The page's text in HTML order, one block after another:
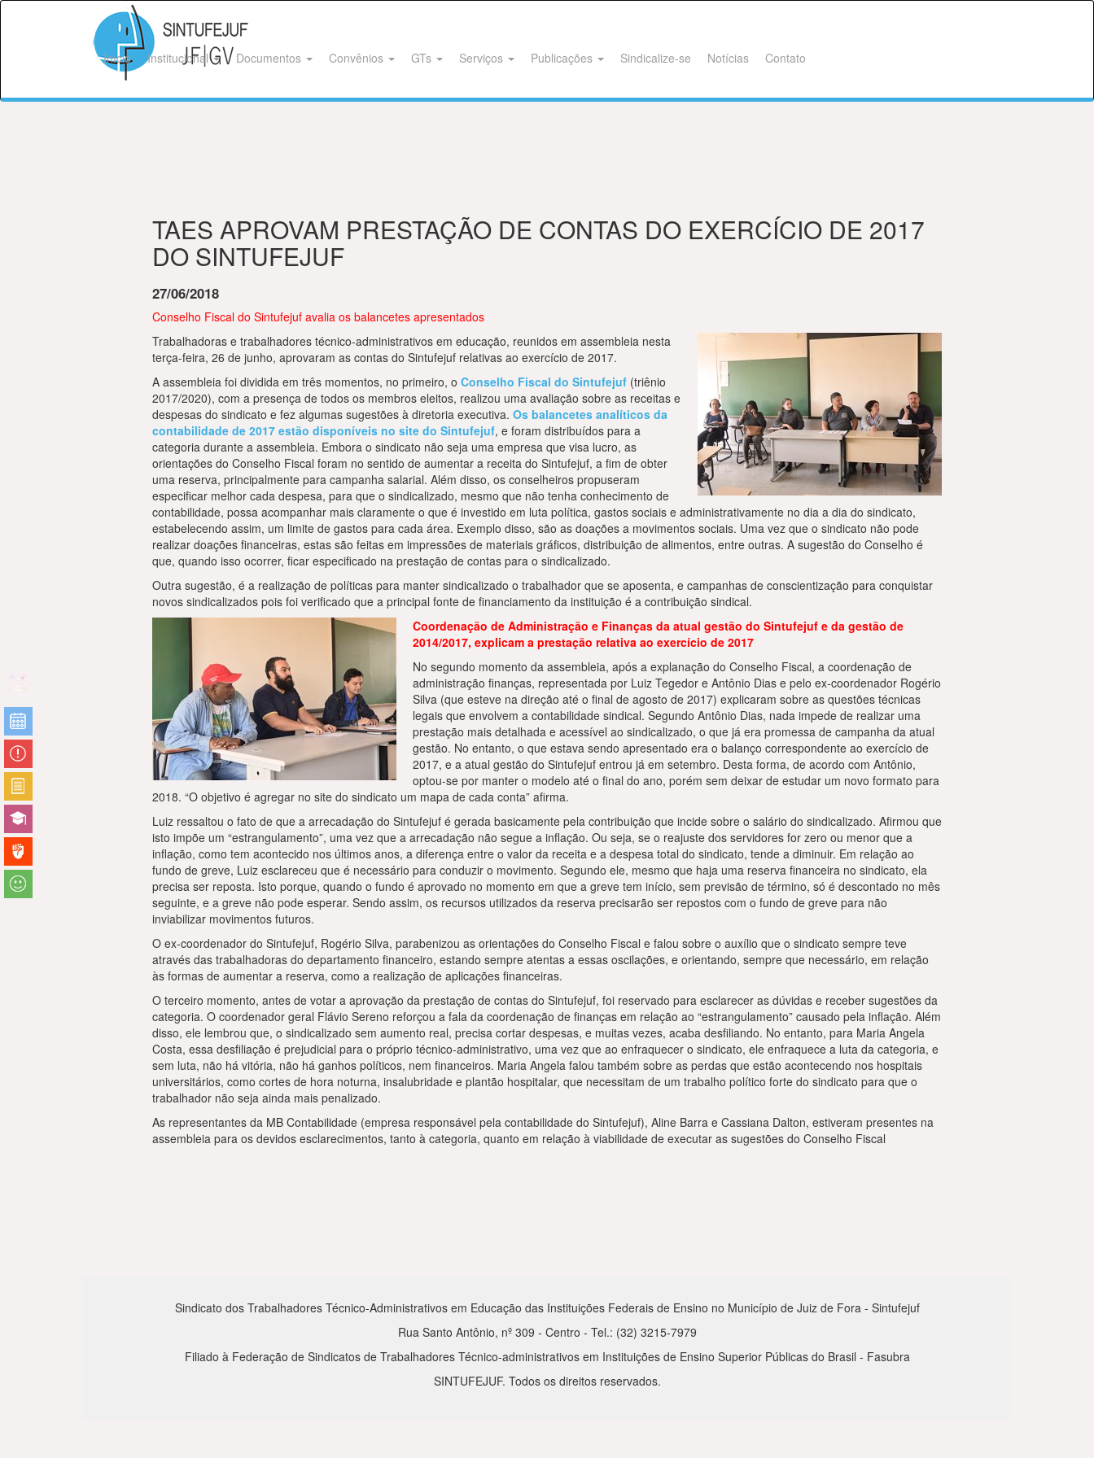
Início Institucional Documentos Convênios GTs Serviços Publicações Sindicalize-se Notícias Contato
TAES APROVAM PRESTAÇÃO DE CONTAS DO EXERCÍCIO DE 2017
DO SINTUFEJUF
27/06/2018
Conselho Fiscal do Sintufejuf avalia os balancetes apresentados
Trabalhadoras e trabalhadores técnico-administrativos em educação, reunidos em assembleia nesta
terça-feira, 26 de junho, aprovaram as contas do Sintufejuf relativas ao exercício de 2017.
A assembleia foi dividida em três momentos, no primeiro, o Conselho Fiscal do Sintufejuf (triênio
2017/2020), com a presença de todos os membros eleitos, realizou uma avaliação sobre as receitas e
despesas do sindicato e fez algumas sugestões à diretoria executiva. Os balancetes analíticos da
contabilidade de 2017 estão disponíveis no site do Sintufejuf, e foram distribuídos para a
categoria durante a assembleia. Embora o sindicato não seja uma empresa que visa lucro, as
orientações do Conselho Fiscal foram no sentido de aumentar a receita do Sintufejuf, a fim de obter
uma reserva, principalmente para campanha salarial. Além disso, os conselheiros propuseram
especificar melhor cada despesa, para que o sindicalizado, mesmo que não tenha conhecimento de
contabilidade, possa acompanhar mais claramente o que é investido em luta política, gastos sociais e administrativamente no dia a dia do sindicato,
estabelecendo assim, um limite de gastos para cada área. Exemplo disso, são as doações a movimentos sociais. Uma vez que o sindicato não pode
realizar doações financeiras, estas são feitas em impressões de materiais gráficos, distribuição de alimentos, entre outras. A sugestão do Conselho é
que, quando isso ocorrer, ficar especificado na prestação de contas para o sindicalizado.
Outra sugestão, é a realização de políticas para manter sindicalizado o trabalhador que se aposenta, e campanhas de conscientização para conquistar
novos sindicalizados pois foi verificado que a principal fonte de financiamento da instituição é a contribuição sindical.
Coordenação de Administração e Finanças da atual gestão do Sintufejuf e da gestão de
2014/2017, explicam a prestação relativa ao exercício de 2017
No segundo momento da assembleia, após a explanação do Conselho Fiscal, a coordenação de
administração finanças, representada por Luiz Tegedor e Antônio Dias e pelo ex-coordenador Rogério
Silva (que esteve na direção até o final de agosto de 2017) explicaram sobre as questões técnicas
legais que envolvem a contabilidade sindical. Segundo Antônio Dias, nada impede de realizar uma
prestação mais detalhada e acessível ao sindicalizado, o que já era promessa de campanha da atual
gestão. No entanto, o que estava sendo apresentado era o balanço correspondente ao exercício de
2017, e a atual gestão do Sintufejuf entrou já em setembro. Desta forma, de acordo com Antônio,
optou-se por manter o modelo até o final do ano, porém sem deixar de estudar um novo formato para
2018. “O objetivo é agregar no site do sindicato um mapa de cada conta” afirma.
Luiz ressaltou o fato de que a arrecadação do Sintufejuf é gerada basicamente pela contribuição que incide sobre o salário do sindicalizado. Afirmou que
isto impõe um “estrangulamento”, uma vez que a arrecadação não segue a inflação. Ou seja, se o reajuste dos servidores for zero ou menor que a
inflação, como tem acontecido nos últimos anos, a diferença entre o valor da receita e a despesa total do sindicato, tende a diminuir. Em relação ao
fundo de greve, Luiz esclareceu que é necessário para conduzir o movimento. Segundo ele, mesmo que haja uma reserva financeira no sindicato, ela
precisa ser reposta. Isto porque, quando o fundo é aprovado no momento em que a greve tem início, sem previsão de término, só é descontado no mês
seguinte, e a greve não pode esperar. Sendo assim, os recursos utilizados da reserva precisarão ser repostos com o fundo de greve para não
inviabilizar movimentos futuros.
O ex-coordenador do Sintufejuf, Rogério Silva, parabenizou as orientações do Conselho Fiscal e falou sobre o auxílio que o sindicato sempre teve
através das trabalhadoras do departamento financeiro, estando sempre atentas a essas oscilações, e orientando, sempre que necessário, em relação
às formas de aumentar a reserva, como a realização de aplicações financeiras.
O terceiro momento, antes de votar a aprovação da prestação de contas do Sintufejuf, foi reservado para esclarecer as dúvidas e receber sugestões da
categoria. O coordenador geral Flávio Sereno reforçou a fala da coordenação de finanças em relação ao “estrangulamento” causado pela inflação. Além
disso, ele lembrou que, o sindicalizado sem aumento real, precisa cortar despesas, e muitas vezes, acaba desfiliando. No entanto, para Maria Angela
Costa, essa desfiliação é prejudicial para o próprio técnico-administrativo, uma vez que ao enfraquecer o sindicato, ele enfraquece a luta da categoria, e
sem luta, não há vitória, não há ganhos políticos, nem financeiros. Maria Angela falou também sobre as perdas que estão acontecendo nos hospitais
universitários, como cortes de hora noturna, insalubridade e plantão hospitalar, que necessitam de um trabalho político forte do sindicato para que o
trabalhador não seja ainda mais penalizado.
As representantes da MB Contabilidade (empresa responsável pela contabilidade do Sintufejuf), Aline Barra e Cassiana Dalton, estiveram presentes na
assembleia para os devidos esclarecimentos, tanto à categoria, quanto em relação à viabilidade de executar as sugestões do Conselho Fiscal
Sindicato dos Trabalhadores Técnico-Administrativos em Educação das Instituições Federais de Ensino no Município de Juiz de Fora - Sintufejuf
Rua Santo Antônio, nº 309 - Centro - Tel.: (32) 3215-7979
Filiado à Federação de Sindicatos de Trabalhadores Técnico-administrativos em Instituições de Ensino Superior Públicas do Brasil - Fasubra
SINTUFEJUF. Todos os direitos reservados.